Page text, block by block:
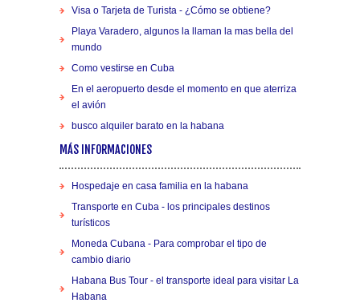
Visa o Tarjeta de Turista - ¿Cómo se obtiene?
Playa Varadero, algunos la llaman la mas bella del
mundo
Como vestirse en Cuba
En el aeropuerto desde el momento en que aterriza
el avión
busco alquiler barato en la habana
MÁS INFORMACIONES
Hospedaje en casa familia en la habana
Transporte en Cuba - los principales destinos
turísticos
Moneda Cubana - Para comprobar el tipo de
cambio diario
Habana Bus Tour - el transporte ideal para visitar La
Habana